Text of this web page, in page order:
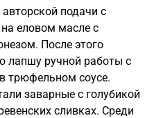
подачи с
еловом масле с
После этого
лапшу ручной работы с
трюфельном соусе.
заварные с голубикой
сливках. Среди